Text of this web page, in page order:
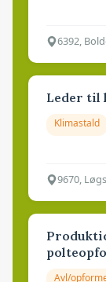
6392,
Leder til
Klimastald
9670,
Avl/